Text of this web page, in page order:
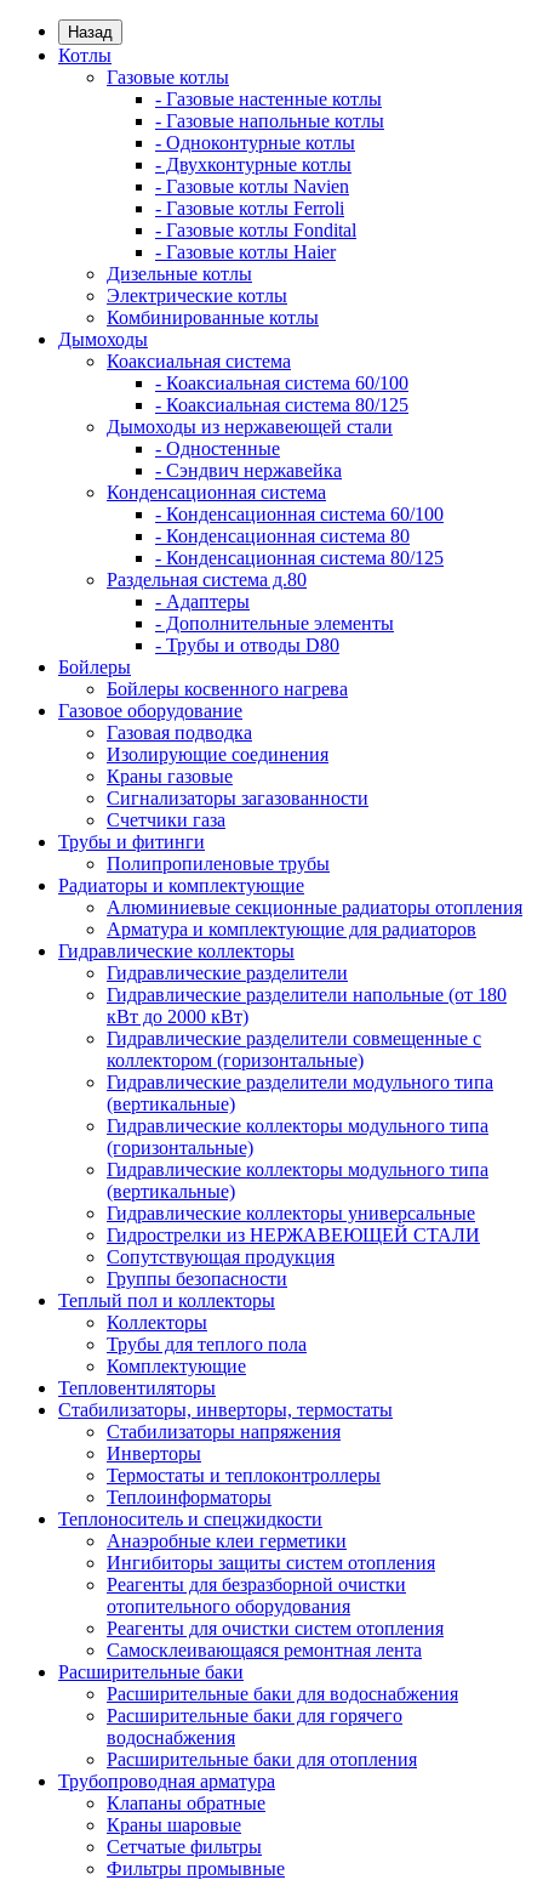
Назад
Котлы
Газовые котлы
- Газовые настенные котлы
- Газовые напольные котлы
- Одноконтурные котлы
- Двухконтурные котлы
- Газовые котлы Navien
- Газовые котлы Ferroli
- Газовые котлы Fondital
- Газовые котлы Haier
Дизельные котлы
Электрические котлы
Комбинированные котлы
Дымоходы
Коаксиальная система
- Коаксиальная система 60/100
- Коаксиальная система 80/125
Дымоходы из нержавеющей стали
- Одностенные
- Сэндвич нержавейка
Конденсационная система
- Конденсационная система 60/100
- Конденсационная система 80
- Конденсационная система 80/125
Раздельная система д.80
- Адаптеры
- Дополнительные элементы
- Трубы и отводы D80
Бойлеры
Бойлеры косвенного нагрева
Газовое оборудование
Газовая подводка
Изолирующие соединения
Краны газовые
Сигнализаторы загазованности
Счетчики газа
Трубы и фитинги
Полипропиленовые трубы
Радиаторы и комплектующие
Алюминиевые секционные радиаторы отопления
Арматура и комплектующие для радиаторов
Гидравлические коллекторы
Гидравлические разделители
Гидравлические разделители напольные (от 180
кВт до 2000 кВт)
Гидравлические разделители совмещенные с
коллектором (горизонтальные)
Гидравлические разделители модульного типа
(вертикальные)
Гидравлические коллекторы модульного типа
(горизонтальные)
Гидравлические коллекторы модульного типа
(вертикальные)
Гидравлические коллекторы универсальные
Гидрострелки из НЕРЖАВЕЮЩЕЙ СТАЛИ
Сопутствующая продукция
Группы безопасности
Теплый пол и коллекторы
Коллекторы
Трубы для теплого пола
Комплектующие
Тепловентиляторы
Стабилизаторы, инверторы, термостаты
Стабилизаторы напряжения
Инверторы
Термостаты и теплоконтроллеры
Теплоинформаторы
Теплоноситель и спецжидкости
Анаэробные клеи герметики
Ингибиторы защиты систем отопления
Реагенты для безразборной очистки
отопительного оборудования
Реагенты для очистки систем отопления
Самосклеивающаяся ремонтная лента
Расширительные баки
Расширительные баки для водоснабжения
Расширительные баки для горячего
водоснабжения
Расширительные баки для отопления
Трубопроводная арматура
Клапаны обратные
Краны шаровые
Сетчатые фильтры
Фильтры промывные